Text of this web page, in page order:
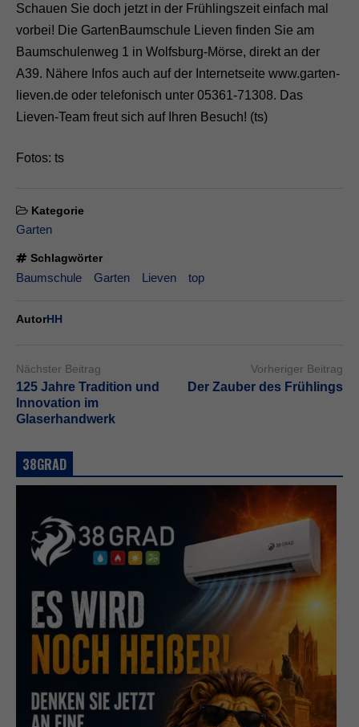
Schauen Sie doch jetzt in der Frühlingszeit einfach mal
vorbei! Die GartenBaumschule Lieven finden Sie am
Baumschulenweg 1 in Wolfsburg-Mörse, direkt an der
A39. Nähere Infos auch auf der Internetseite www.garten-
lieven.de oder telefonisch unter 05361-71308. Das
Lieven-Team freut sich auf Ihren Besuch! (ts)
Fotos: ts
Kategorie
Garten
Schlagwörter
Baumschule Garten Lieven top
Autor HH
Nächster Beitrag
125 Jahre Tradition und
Innovation im
Glaserhandwerk
Vorheriger Beitrag
Der Zauber des Frühlings
38GRAD